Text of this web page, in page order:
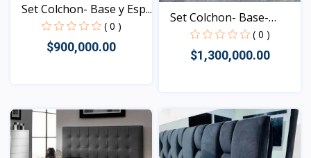
Set Colchon- Base y Esp...
( 0 )
$900,000.00
Set Colchon- Base-
Espa...
( 0 )
$1,300,000.00
Vista